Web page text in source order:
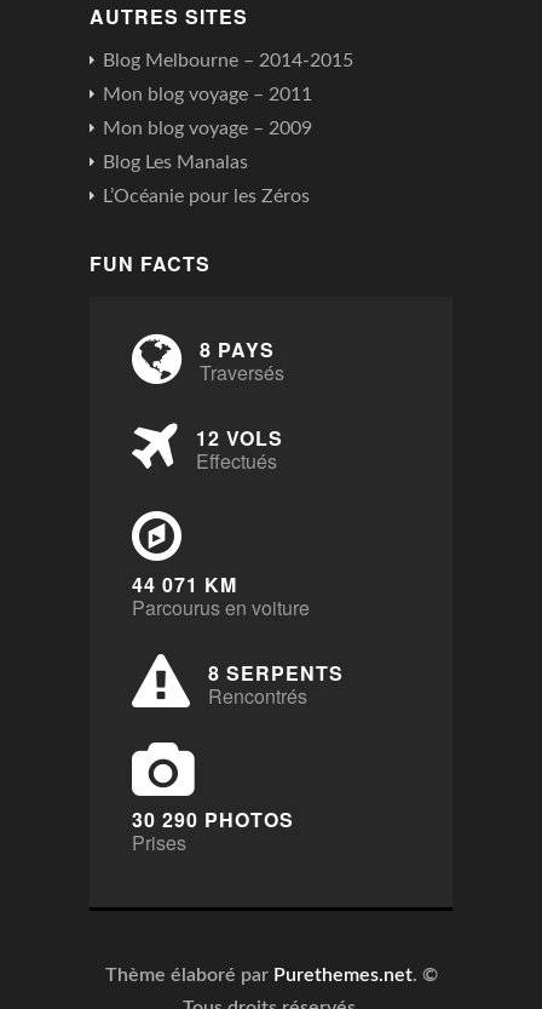
AUTRES SITES
Blog Melbourne – 2014-2015
Mon blog voyage – 2011
Mon blog voyage – 2009
Blog Les Manalas
L’Océanie pour les Zéros
FUN FACTS
8 PAYS
Traversés
12 VOLS
Effectués
44 071 KM
Parcourus en voiture
8 SERPENTS
Rencontrés
30 290 PHOTOS
Prises
Thème élaboré par Purethemes.net. ©